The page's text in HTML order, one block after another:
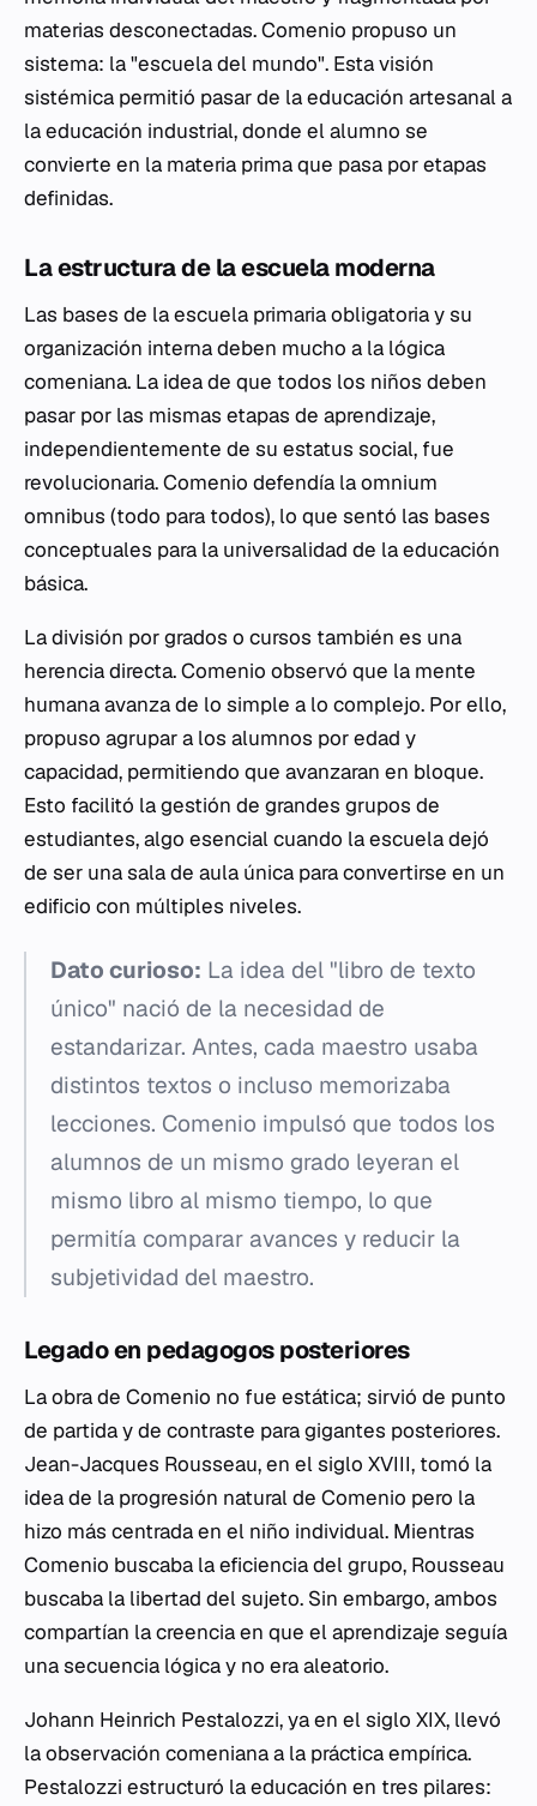
materias desconectadas. Comenio propuso un
sistema: la "escuela del mundo". Esta visión
sistémica permitió pasar de la educación artesanal a
la educación industrial, donde el alumno se
convierte en la materia prima que pasa por etapas
definidas.
La estructura de la escuela moderna
Las bases de la escuela primaria obligatoria y su
organización interna deben mucho a la lógica
comeniana. La idea de que todos los niños deben
pasar por las mismas etapas de aprendizaje,
independientemente de su estatus social, fue
revolucionaria. Comenio defendía laomnium
omnibus (todo para todos), lo que sentó las bases
conceptuales para la universalidad de la educación
básica.
La división por grados o cursos también es una
herencia directa. Comenio observó que la mente
humana avanza de lo simple a lo complejo. Por ello,
propuso agrupar a los alumnos por edad y
capacidad, permitiendo que avanzaran en bloque.
Esto facilitó la gestión de grandes grupos de
estudiantes, algo esencial cuando la escuela dejó
de ser una sala de aula única para convertirse en un
edificio con múltiples niveles.
Dato curioso: La idea del "libro de texto
único" nació de la necesidad de
estandarizar. Antes, cada maestro usaba
distintos textos o incluso memorizaba
lecciones. Comenio impulsó que todos los
alumnos de un mismo grado leyeran el
mismo libro al mismo tiempo, lo que
permitía comparar avances y reducir la
subjetividad del maestro.
Legado en pedagogos posteriores
La obra de Comenio no fue estática; sirvió de punto
de partida y de contraste para gigantes posteriores.
Jean-Jacques Rousseau, en el siglo XVIII, tomó la
idea de la progresión natural de Comenio pero la
hizo más centrada en el niño individual. Mientras
Comenio buscaba la eficiencia del grupo, Rousseau
buscaba la libertad del sujeto. Sin embargo, ambos
compartían la creencia en que el aprendizaje seguía
una secuencia lógica y no era aleatorio.
Johann Heinrich Pestalozzi, ya en el siglo XIX, llevó
la observación comeniana a la práctica empírica.
Pestalozzi estructuró la educación en tres pilares: